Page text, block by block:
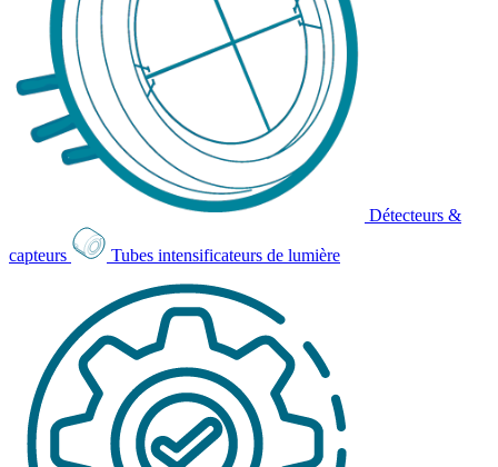
Détecteurs &
capteurs Tubes intensificateurs de lumière